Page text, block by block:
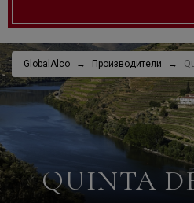
GlobalAlco Производители
QUINTA